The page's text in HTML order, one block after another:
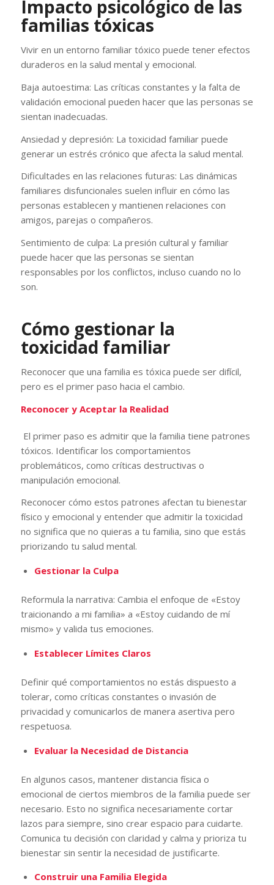
Impacto psicológico de las
familias tóxicas
Vivir en un entorno familiar tóxico puede tener efectos
duraderos en la salud mental y emocional.
Baja autoestima: Las críticas constantes y la falta de
validación emocional pueden hacer que las personas se
sientan inadecuadas.
Ansiedad y depresión: La toxicidad familiar puede
generar un estrés crónico que afecta la salud mental.
Dificultades en las relaciones futuras: Las dinámicas
familiares disfuncionales suelen influir en cómo las
personas establecen y mantienen relaciones con
amigos, parejas o compañeros.
Sentimiento de culpa: La presión cultural y familiar
puede hacer que las personas se sientan
responsables por los conflictos, incluso cuando no lo
son.
Cómo gestionar la
toxicidad familiar
Reconocer que una familia es tóxica puede ser difícil,
pero es el primer paso hacia el cambio.
Reconocer y Aceptar la Realidad
El primer paso es admitir que la familia tiene patrones
tóxicos. Identificar los comportamientos
problemáticos, como críticas destructivas o
manipulación emocional.
Reconocer cómo estos patrones afectan tu bienestar
físico y emocional y entender que admitir la toxicidad
no significa que no quieras a tu familia, sino que estás
priorizando tu salud mental.
Gestionar la Culpa
Reformula la narrativa: Cambia el enfoque de «Estoy
traicionando a mi familia» a «Estoy cuidando de mí
mismo» y valida tus emociones.
Establecer Límites Claros
Definir qué comportamientos no estás dispuesto a
tolerar, como críticas constantes o invasión de
privacidad y comunicarlos de manera asertiva pero
respetuosa.
Evaluar la Necesidad de Distancia
En algunos casos, mantener distancia física o
emocional de ciertos miembros de la familia puede ser
necesario. Esto no significa necesariamente cortar
lazos para siempre, sino crear espacio para cuidarte.
Comunica tu decisión con claridad y calma y prioriza tu
bienestar sin sentir la necesidad de justificarte.
Construir una Familia Elegida